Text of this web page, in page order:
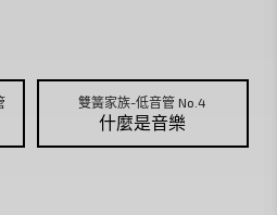
雙簧家族-低音管 No.4
什麼是音樂